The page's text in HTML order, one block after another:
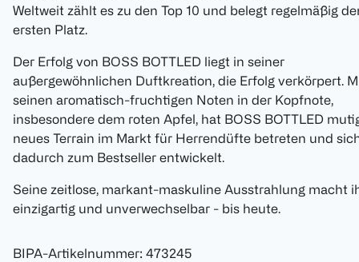
Weltweit zählt es zu den Top 10 und belegt regelmäßig
ersten Platz.
Der Erfolg von BOSS BOTTLED liegt in seiner
außergewöhnlichen Duftkreation, die Erfolg verkörpert.
seinen aromatisch-fruchtigen Noten in der Kopfnote,
insbesondere dem roten Apfel, hat BOSS BOTTLED
neues Terrain im Markt für Herrendüfte betreten und
dadurch zum Bestseller entwickelt.
Seine zeitlose, markant-maskuline Ausstrahlung macht
einzigartig und unverwechselbar - bis heute.
BIPA-Artikelnummer: 473245